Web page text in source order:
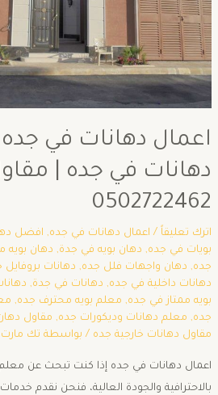
اعمال دهانات في جده
دهانات في جده |
0502722462
اترك تعليقاً / اعمال دهانات في جده, افضل
بويات في جده, دهان بويه في جدة, دهان بويه
جده, دهان واجهات فلل جده, دهانات بروفايل
دهانات داخلية في جده, دهانات في جدة,
بويه ممتاز في جده, معلم بويه محترف جده,
جده, معلم دهانات وديكورات جده, مقاول
مقاول دهانات خارجية جده / بواسطة تك
اعمال دهانات في جده إذا كنت تبحث عن معلم
بالاحترافية والجودة العالية، فنحن نقدم